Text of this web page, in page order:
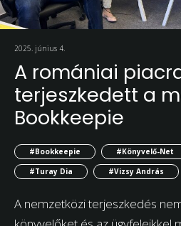
2025. június 4.
A romániai
terjeszkedett a
Bookkeepie
#Bookkeepie #Könyvelő-Net
#Turay Dia
#Vizsy András
A nemzetközi terjeszkedés